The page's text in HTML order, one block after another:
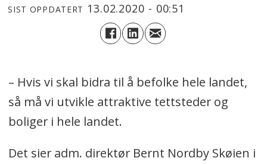
SIST OPPDATERT 13.02.2020 - 00:51
– Hvis vi skal bidra til å befolke hele landet,
så må vi utvikle attraktive tettsteder og
boliger i hele landet.
Det sier adm. direktør Bernt Nordby Skøien i